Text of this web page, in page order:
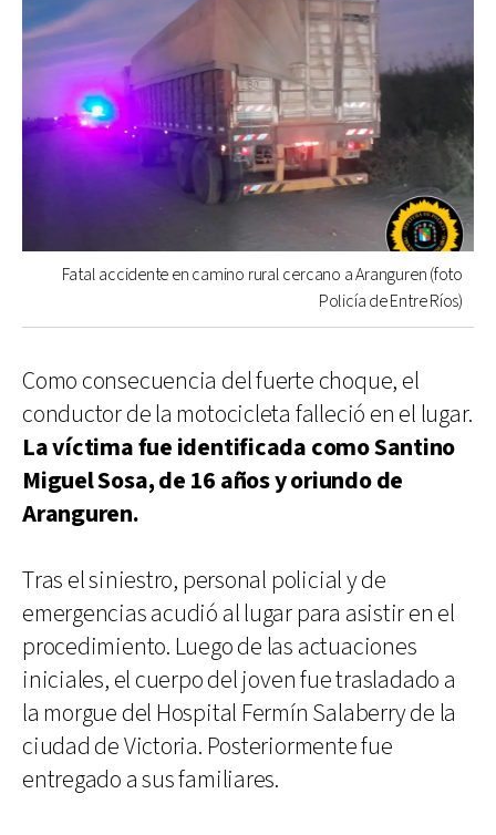
Fatal accidente en camino rural cercano a Aranguren (foto
Policía de Entre Ríos)
Como consecuencia del fuerte choque, el
conductor de la motocicleta falleció en el lugar.
La víctima fue identificada como Santino
Miguel Sosa, de 16 años y oriundo de
Aranguren.
Tras el siniestro, personal policial y de
emergencias acudió al lugar para asistir en el
procedimiento. Luego de las actuaciones
iniciales, el cuerpo del joven fue trasladado a
la morgue del Hospital Fermín Salaberry de la
ciudad de Victoria. Posteriormente fue
entregado a sus familiares.